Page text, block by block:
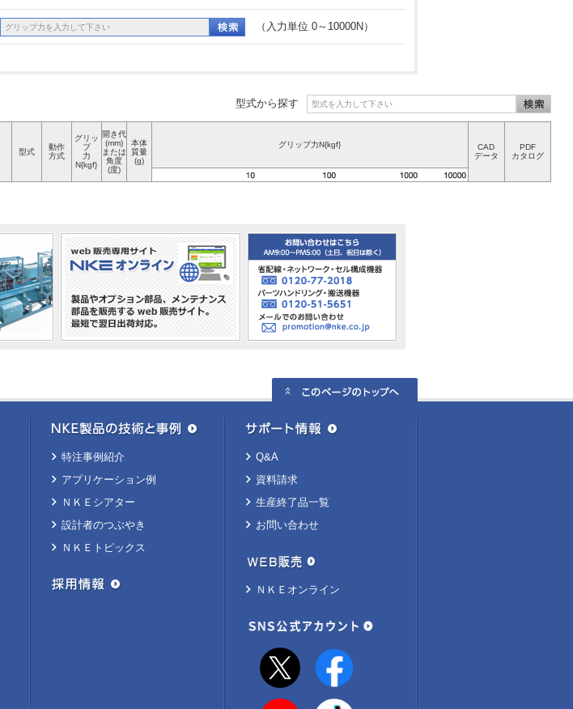
（入力単位 0～10000N）
型式から探す
型式
動作
方式
グリッ
プ
力
N{kgf}
開き代
(mm)
または
角度
(度)
本体
質量
(g)
グリップ力N{kgf}
CAD
データ
PDF
カタログ
特注事例紹介
アプリケーション例
ＮＫＥシアター
設計者のつぶやき
ＮＫＥトピックス
Q&A
資料請求
生産終了品一覧
お問い合わせ
ＮＫＥオンライン